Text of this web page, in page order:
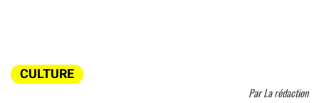
CULTURE
ParLa rédaction